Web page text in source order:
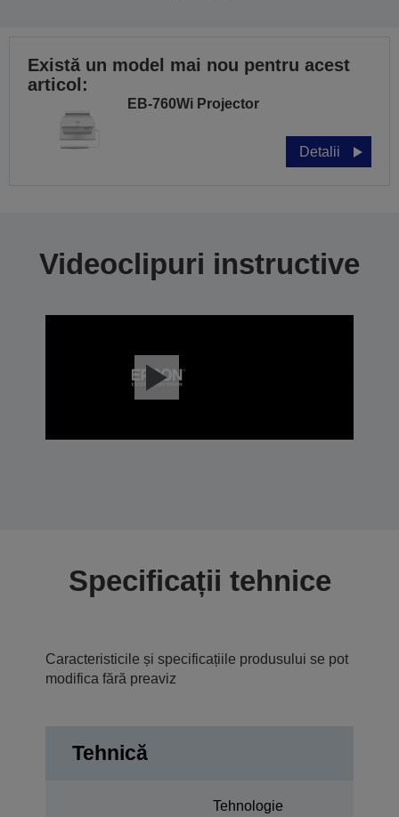
Există un model mai nou pentru acest
articol:
EB-760Wi Projector
Detalii
Videoclipuri instructive
Specificații tehnice
Caracteristicile și specificațiile produsului se pot
modifica fără preaviz
Tehnică
Tehnologie